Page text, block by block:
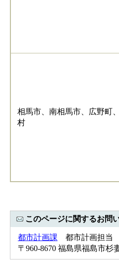
相馬市、南相馬市、広野町
村
このページに関するお問
都市計画課 都市計画担当
〒960-8670 福島県福島市